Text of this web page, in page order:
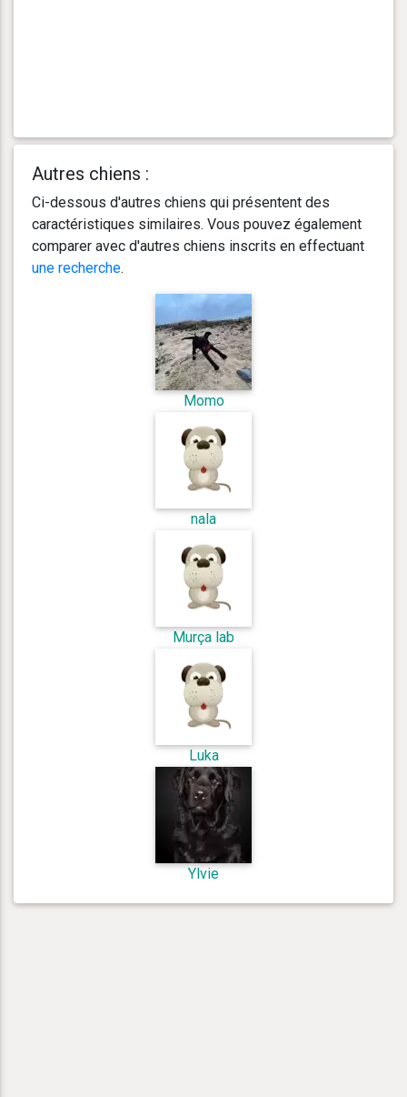
Autres chiens :
Ci-dessous d'autres chiens qui présentent des
caractéristiques similaires. Vous pouvez également
comparer avec d'autres chiens inscrits en effectuant
une recherche.
Momo
nala
Murça lab
Luka
Ylvie